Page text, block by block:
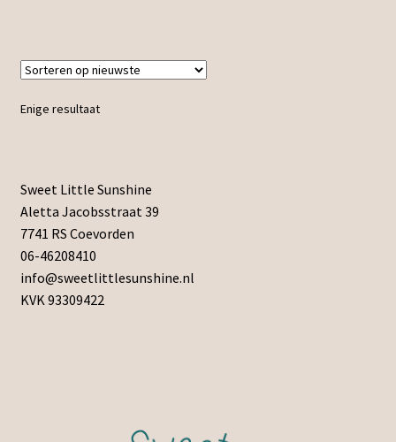
Enige resultaat
Sweet Little Sunshine
Aletta Jacobsstraat 39
7741 RS Coevorden
06-46208410
info@sweetlittlesunshine.nl
KVK 93309422